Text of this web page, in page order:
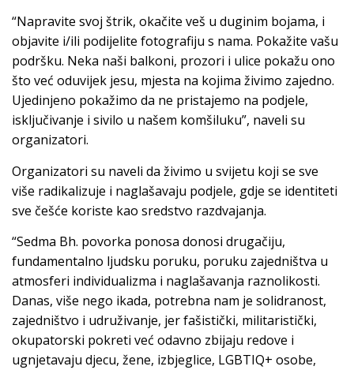
“Napravite svoj štrik, okačite veš u duginim bojama, i
objavite i/ili podijelite fotografiju s nama. Pokažite vašu
podršku. Neka naši balkoni, prozori i ulice pokažu ono
što već oduvijek jesu, mjesta na kojima živimo zajedno.
Ujedinjeno pokažimo da ne pristajemo na podjele,
isključivanje i sivilo u našem komšiluku”, naveli su
organizatori.
Organizatori su naveli da živimo u svijetu koji se sve
više radikalizuje i naglašavaju podjele, gdje se identiteti
sve češće koriste kao sredstvo razdvajanja.
“Sedma Bh. povorka ponosa donosi drugačiju,
fundamentalno ljudsku poruku, poruku zajedništva u
atmosferi individualizma i naglašavanja raznolikosti.
Danas, više nego ikada, potrebna nam je solidranost,
zajedništvo i udruživanje, jer fašistički, militaristički,
okupatorski pokreti već odavno zbijaju redove i
ugnjetavaju djecu, žene, izbjeglice, LGBTIQ+ osobe,